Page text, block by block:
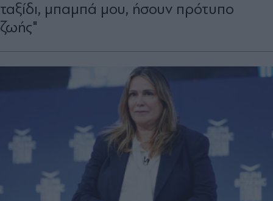
ταξίδι, μπαμπά μου, ήσουν πρότυπο
ζωής"